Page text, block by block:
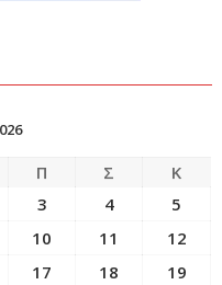
Π Σ
Κ
3 4
5
10 11
12
17 18
19